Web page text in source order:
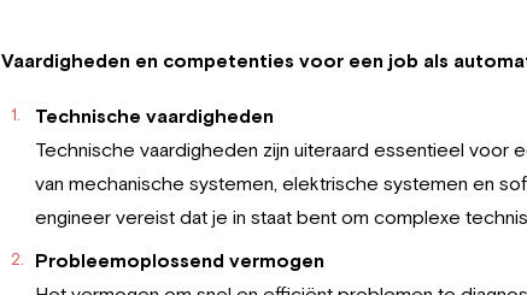
Vaardigheden en competenties voor een job als
Technische vaardigheden
Technische vaardigheden zijn uiteraard essentieel voor
van mechanische systemen, elektrische systemen en
engineer vereist dat je in staat bent om complexe
Probleemoplossend vermogen